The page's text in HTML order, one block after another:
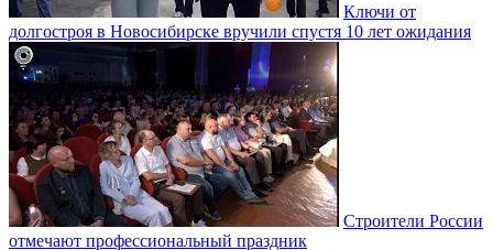
Ключи от
долгостроя в Новосибирске вручили спустя 10 лет ожидания
Строители России
отмечают профессиональный праздник